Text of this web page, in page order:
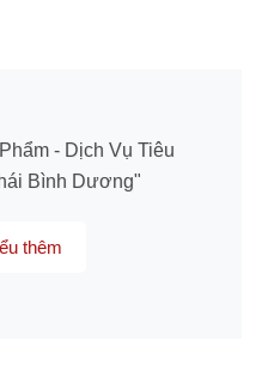
- Dịch Vụ Tiêu
Bình Dương"
thêm